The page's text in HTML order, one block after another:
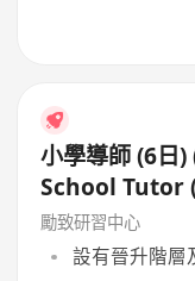
小學導師 (6日
School Tutor
Shatin)
勵致研習中心
設有晉升階層